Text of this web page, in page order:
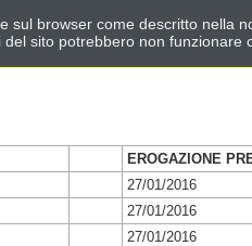
EROGAZIONE
27/01/2016
27/01/2016
27/01/2016
sul browser come descritto nella
sito potrebbero non funzionare